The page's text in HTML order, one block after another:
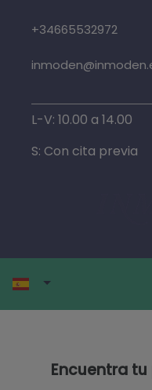
+34665532972
L-V: 10.00 a 14.00
S: Con cita previa
Encuentra